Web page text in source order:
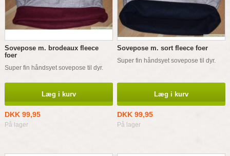
Sovepose m. brodeaux fleece
foer
Super fin håndsyet sovepose til dyr.
Læg i kurv
DKK 99,95
På lager
Sovepose m. sort fleece foer
Super fin håndsyet sovepose til dyr.
Læg i kurv
DKK 99,95
På lager